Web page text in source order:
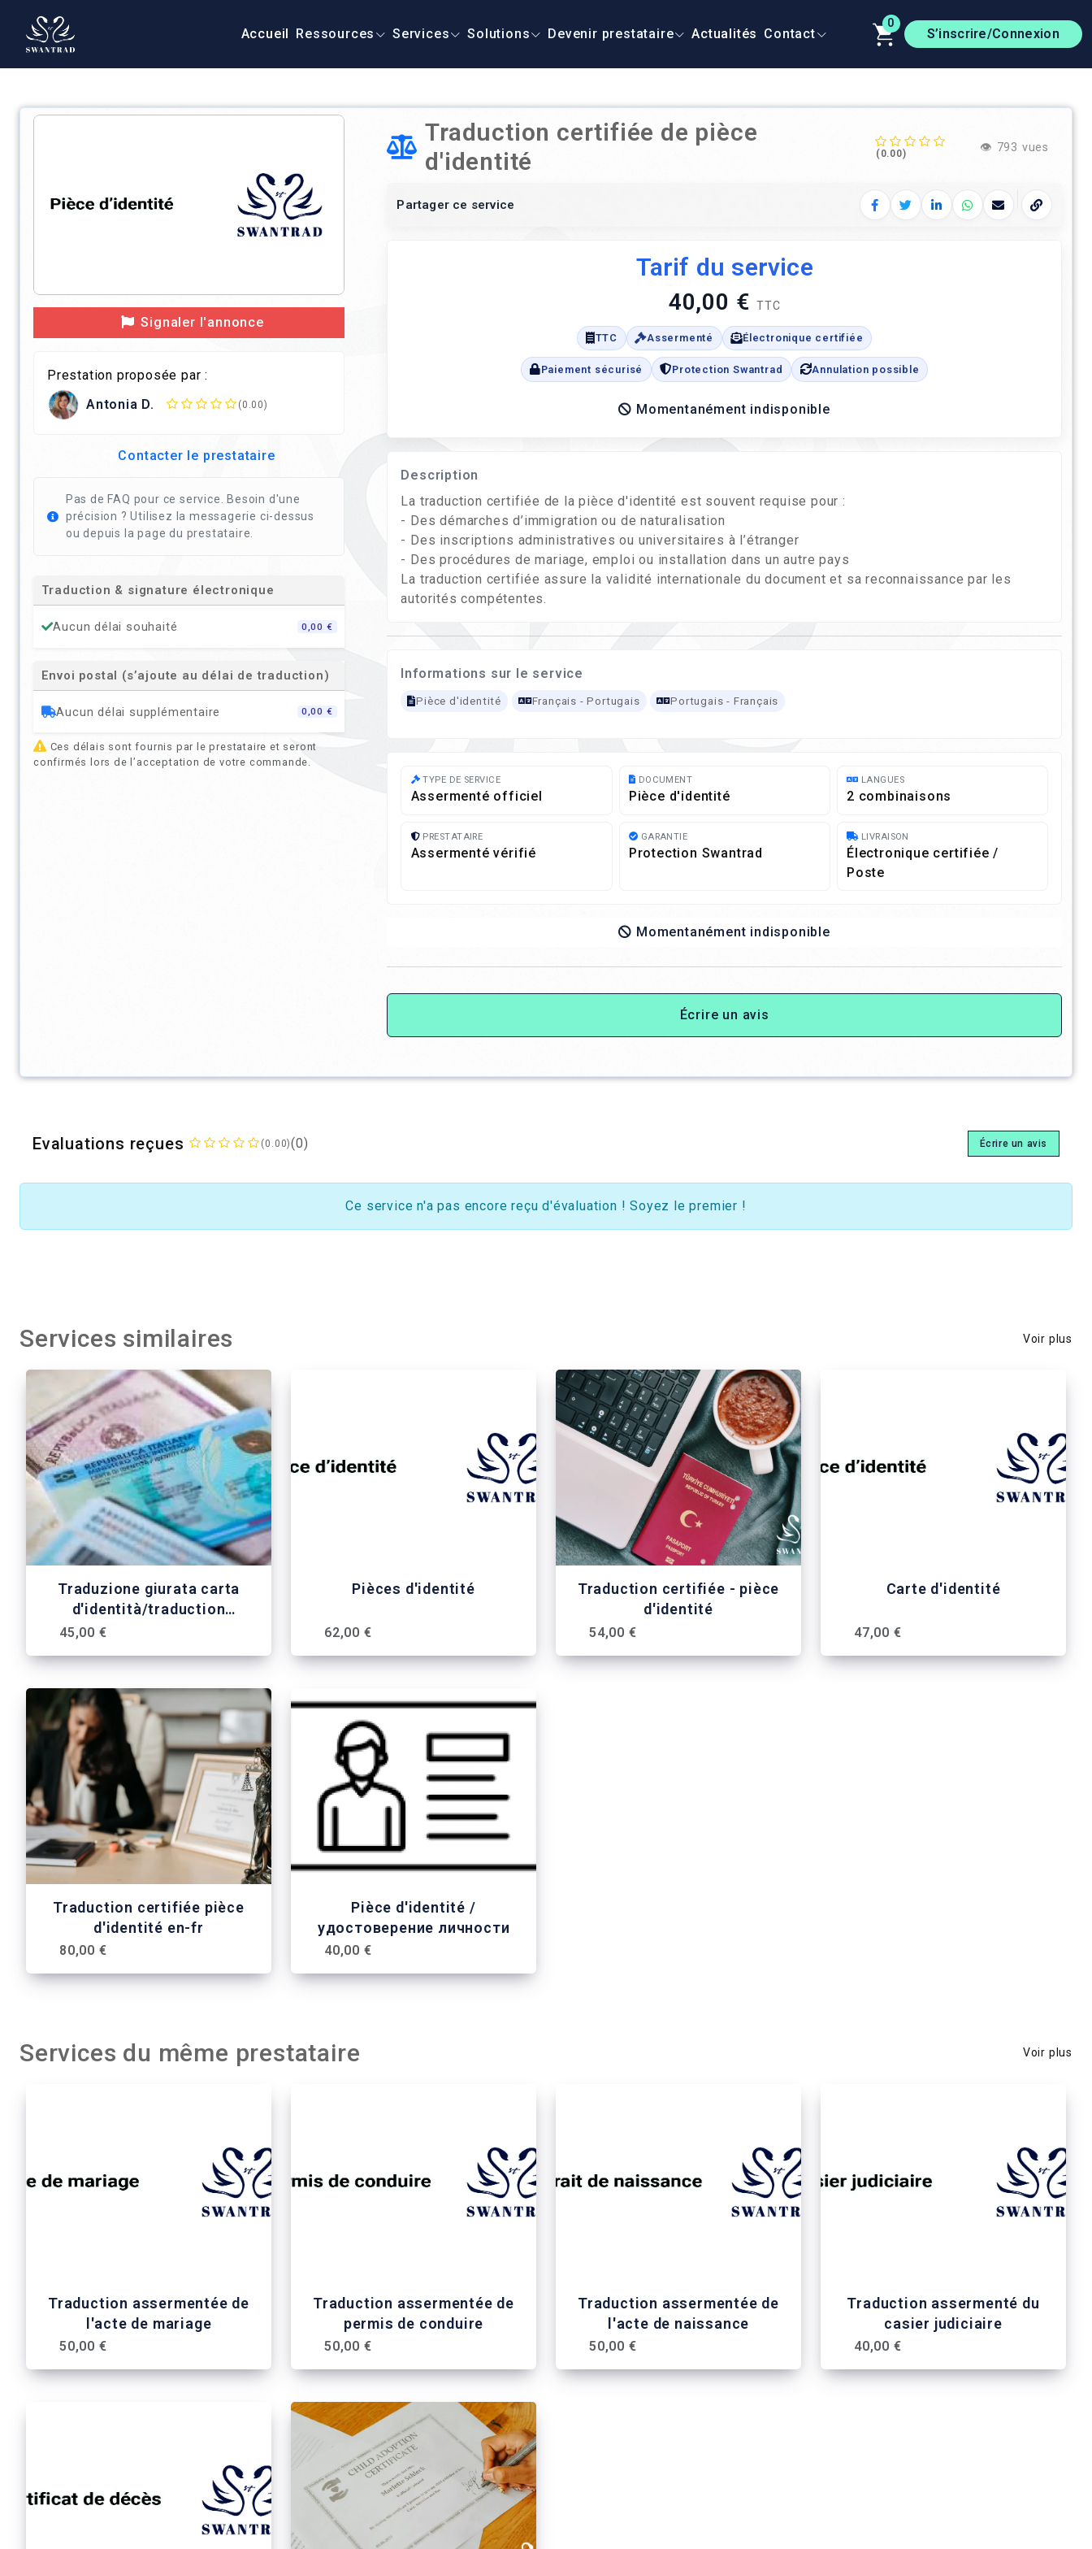
Accueil Ressources Services Solutions Devenir prestataire Actualités Contact
0
S’inscrire/Connexion
Signaler l'annonce
Prestation proposée par :
Antonia D.
(0.00)
Contacter le prestataire
Pas de FAQ pour ce service. Besoin d'une
précision ? Utilisez la messagerie ci-dessus
ou depuis la page du prestataire.
Traduction & signature électronique
Aucun délai souhaité 0,00 €
Envoi postal (s’ajoute au délai de traduction)
Aucun délai supplémentaire 0,00 €
Ces délais sont fournis par le prestataire et seront
confirmés lors de l’acceptation de votre commande.
Traduction certifiée de pièce
d'identité
(0.00) 👁️ 793 vues
Partager ce service
Facebook
TwitterLinkedInWhatsApp
E‑mailCopier le
Tarif du service
40,00 € TTC
TTC Assermenté Électronique certifiée
Paiement sécurisé Protection Swantrad Annulation possible
Momentanément indisponible
Description
La traduction certifiée de la pièce d'identité est souvent requise pour :
- Des démarches d’immigration ou de naturalisation
- Des inscriptions administratives ou universitaires à l’étranger
- Des procédures de mariage, emploi ou installation dans un autre pays
La traduction certifiée assure la validité internationale du document et sa reconnaissance par les
autorités compétentes.
Informations sur le service
Pièce d'identité Français - Portugais Portugais - Français
TYPE DE SERVICE
Assermenté officiel
DOCUMENT
Pièce d'identité
LANGUES
2 combinaisons
PRESTATAIRE
Assermenté vérifié
GARANTIE
Protection Swantrad
LIVRAISON
Électronique certifiée /
Poste
Momentanément indisponible
Écrire un avis
Evaluations reçues (0.00)(0) Écrire un avis
Ce service n'a pas encore reçu d'évaluation ! Soyez le premier !
Services similaires Voir plus
Traduzione giurata carta
d'identità/traduction
assermentée pièce d'identité
45,00 €
Pièces d'identité
62,00 €
Traduction certifiée - pièce
d'identité
54,00 €
Carte d'identité
47,00 €
Traduction certifiée pièce
d'identité en-fr
80,00 €
Pièce d'identité /
удостоверение личности
40,00 €
Services du même prestataire Voir plus
Traduction assermentée de
l'acte de mariage
50,00 €
Traduction assermentée de
permis de conduire
50,00 €
Traduction assermentée de
l'acte de naissance
50,00 €
Traduction assermenté du
casier judiciaire
40,00 €